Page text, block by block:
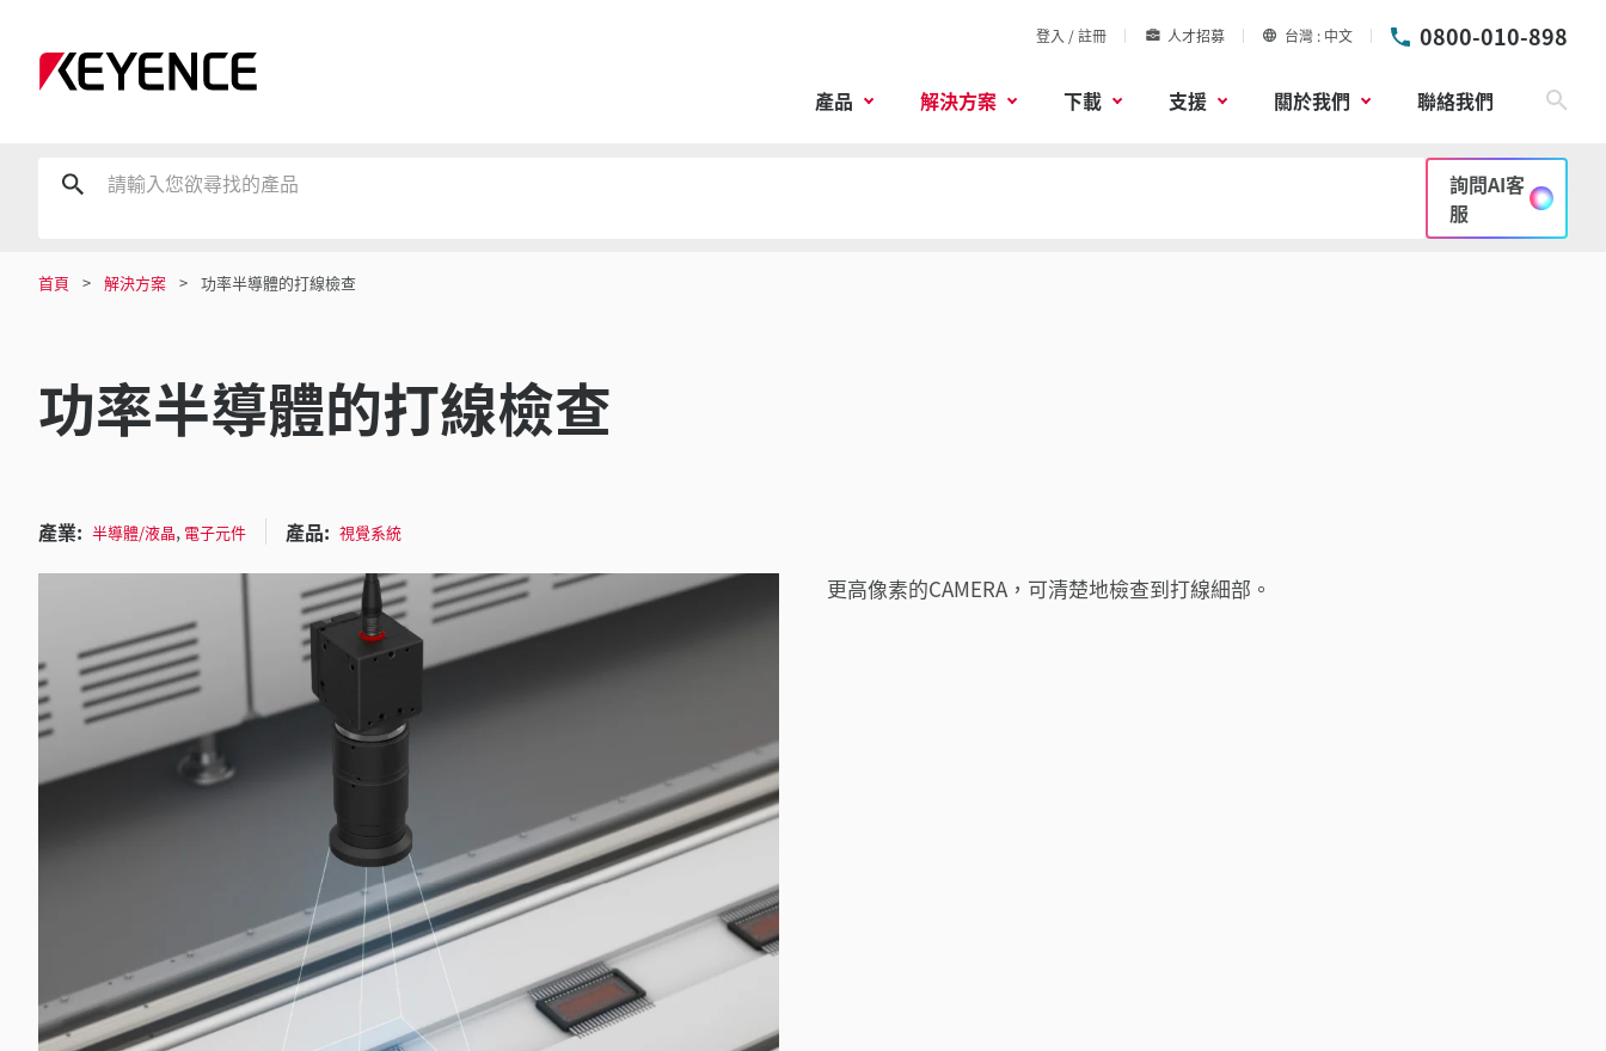
登入 / 註冊 人才招募 台灣 中文 0800-010-898
產品 解決方案 下載 支援 關於我們 聯絡我們
詢問AI客
服
首頁 解決方案 功率半導體的打線檢查
功率半導體的打線檢查
產業: 半導體/液晶, 電子元件 產品: 視覺系統
更高像素的CAMERA，可清楚地檢查到打線細部。